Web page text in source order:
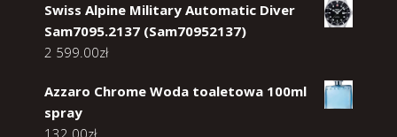
Swiss Alpine Military Automatic Diver
Sam7095.2137 (Sam70952137)
2 599.00zł
Azzaro Chrome Woda toaletowa 100ml
spray